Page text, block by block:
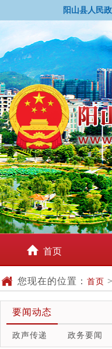
阳山县人民
首页
您现在的位置： 首页 >
要闻动态
政声传递 政务要闻